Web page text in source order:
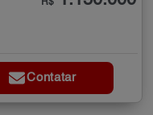
R$
Contatar